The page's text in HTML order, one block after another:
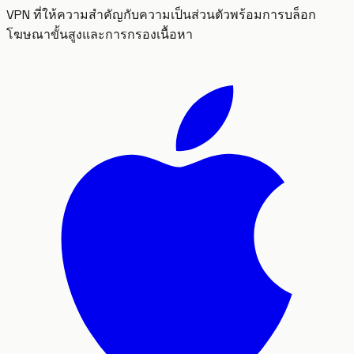
VPN ที่ให้ความสำคัญกับความเป็นส่วนตัวพร้อมการบล็อก
โฆษณาขั้นสูงและการกรองเนื้อหา